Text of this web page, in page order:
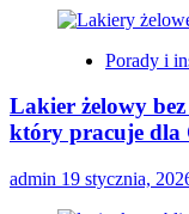
Porady i
Lakier żelowy
który pracuje dla
admin 19 stycznia,